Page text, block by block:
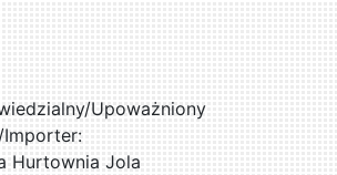
Upoważniony
Hurtownia Jola